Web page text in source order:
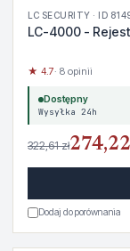
LC SECURITY · ID
LC-4000 -
★ 4.7· 8 opinii
Dostępny
Wysyłka 24h
322,61 zł274,22
Dodaj do porównania